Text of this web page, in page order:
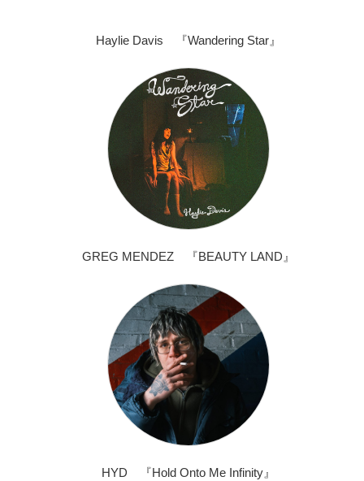
Haylie Davis 『Wandering Star』
GREG MENDEZ 『BEAUTY LAND』
HYD 『Hold Onto Me Infinity』